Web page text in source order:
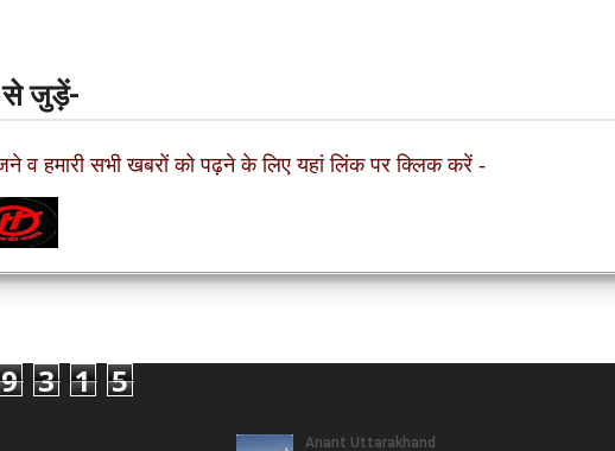
से जुड़ें-
व हमारी सभी खबरों को पढ़ने के लिए यहां लिंक पर क्लिक करें -
9 3 1 5